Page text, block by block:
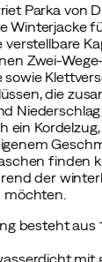
Parka von
Winterjacke
Zwei-
die
ein
finden
der
besteht aus
mit